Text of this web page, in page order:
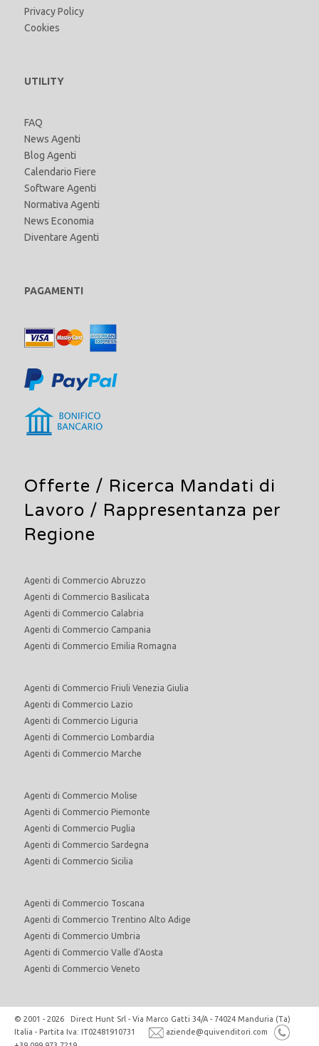
Privacy Policy
Cookies
UTILITY
FAQ
News Agenti
Blog Agenti
Calendario Fiere
Software Agenti
Normativa Agenti
News Economia
Diventare Agenti
PAGAMENTI
Offerte / Ricerca Mandati di
Lavoro / Rappresentanza per
Regione
Agenti di Commercio Abruzzo
Agenti di Commercio Basilicata
Agenti di Commercio Calabria
Agenti di Commercio Campania
Agenti di Commercio Emilia Romagna
Agenti di Commercio Friuli Venezia Giulia
Agenti di Commercio Lazio
Agenti di Commercio Liguria
Agenti di Commercio Lombardia
Agenti di Commercio Marche
Agenti di Commercio Molise
Agenti di Commercio Piemonte
Agenti di Commercio Puglia
Agenti di Commercio Sardegna
Agenti di Commercio Sicilia
Agenti di Commercio Toscana
Agenti di Commercio Trentino Alto Adige
Agenti di Commercio Umbria
Agenti di Commercio Valle d'Aosta
Agenti di Commercio Veneto
© 2001 - 2026 Direct Hunt Srl - Via Marco Gatti 34/A - 74024 Manduria (Ta)
Italia - Partita Iva: IT02481910731
aziende@quivenditori.com